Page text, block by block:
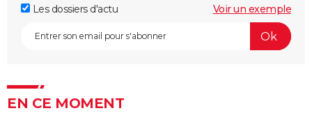
Les dossiers d'actu
Voir un exemple
EN CE MOMENT